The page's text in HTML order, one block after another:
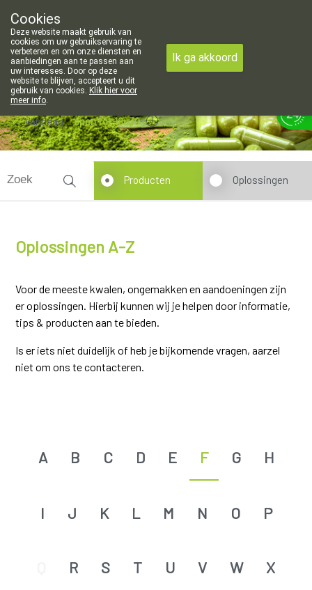
voor de apotheek in Attenhoven: dinsdag gesloten
011/88 14 74
Vandaag open tot 18u30
Oplossingen A-Z
Producten Oplossingen
Voor de meeste kwalen, ongemakken en aandoeningen zijn
er oplossingen. Hierbij kunnen wij je helpen door informatie,
tips & producten aan te bieden.
Is er iets niet duidelijk of heb je bijkomende vragen, aarzel
niet om ons te contacteren.
A B C D E F G H
I J K L M N O P
R S T U V W X
Cookies
Deze website maakt gebruik van
cookies om uw gebruikservaring te
verbeteren en om onze diensten en
aanbiedingen aan te passen aan
uw interesses. Door op deze
website te blijven, accepteert u dit
gebruik van cookies. Klik hier voor
meer info.
Ik ga akkoord